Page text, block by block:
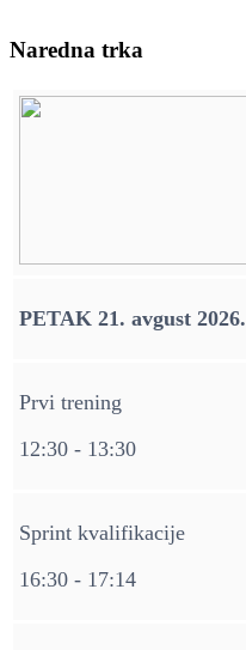
Naredna trka
PETAK 21. avgust 2026.
Prvi trening
12:30 - 13:30
Sprint kvalifikacije
16:30 - 17:14